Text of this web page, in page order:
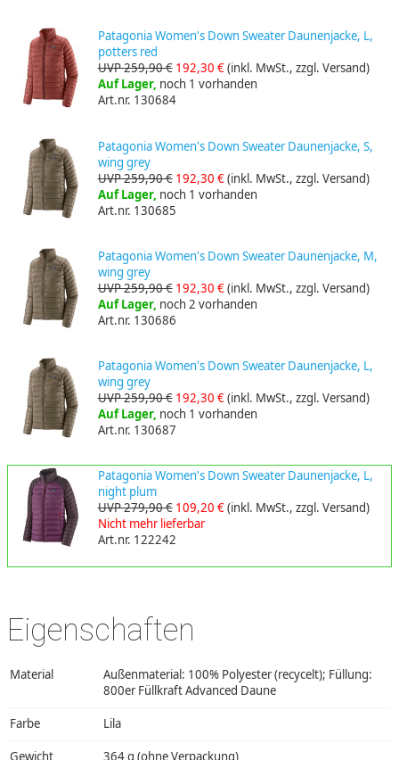
Patagonia Women's Down Sweater Daunenjacke, L,
potters red
UVP 259,90 € 192,30 €(inkl. MwSt., zzgl. Versand)
Auf Lager, noch 1 vorhanden
Art.nr. 130684
Patagonia Women's Down Sweater Daunenjacke, S,
wing grey
UVP 259,90 € 192,30 €(inkl. MwSt., zzgl. Versand)
Auf Lager, noch 1 vorhanden
Art.nr. 130685
Patagonia Women's Down Sweater Daunenjacke, M,
wing grey
UVP 259,90 € 192,30 €(inkl. MwSt., zzgl. Versand)
Auf Lager, noch 2 vorhanden
Art.nr. 130686
Patagonia Women's Down Sweater Daunenjacke, L,
wing grey
UVP 259,90 € 192,30 €(inkl. MwSt., zzgl. Versand)
Auf Lager, noch 1 vorhanden
Art.nr. 130687
Patagonia Women's Down Sweater Daunenjacke, L,
night plum
UVP 279,90 € 109,20 €(inkl. MwSt., zzgl. Versand)
Nicht mehr lieferbar
Art.nr. 122242
Eigenschaften
Material
Außenmaterial: 100% Polyester (recycelt); Füllung:
800er Füllkraft Advanced Daune
Farbe Lila
Gewicht 364 g (ohne Verpackung)